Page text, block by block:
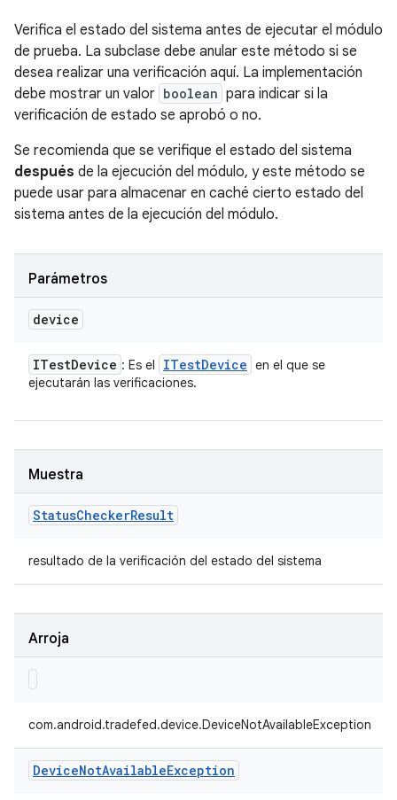
Verifica el estado del sistema antes de ejecutar el módulo
de prueba. La subclase debe anular este método si se
desea realizar una verificación aquí. La implementación
debe mostrar un valor boolean para indicar si la
verificación de estado se aprobó o no.
Se recomienda que se verifique el estado del sistema
después de la ejecución del módulo, y este método se
puede usar para almacenar en caché cierto estado del
sistema antes de la ejecución del módulo.
Parámetros
device
ITestDevice : Es el ITestDevice en el que se
ejecutarán las verificaciones.
Muestra
StatusCheckerResult
resultado de la verificación del estado del sistema
Arroja
com.android.tradefed.device.DeviceNotAvailableException
DeviceNotAvailableException